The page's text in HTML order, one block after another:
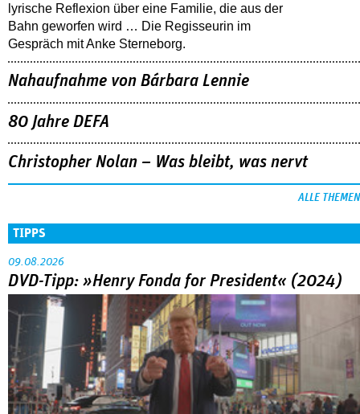
lyrische Reflexion über eine ­Familie, die aus der
Bahn geworfen wird … Die Regisseurin im
Gespräch mit Anke Sterneborg.
Nahaufnahme von Bárbara Lennie
80 Jahre DEFA
Christopher Nolan – Was bleibt, was nervt
ALLE THEMEN
TIPPS
09.08.2026
DVD-Tipp: »Henry Fonda for President« (2024)